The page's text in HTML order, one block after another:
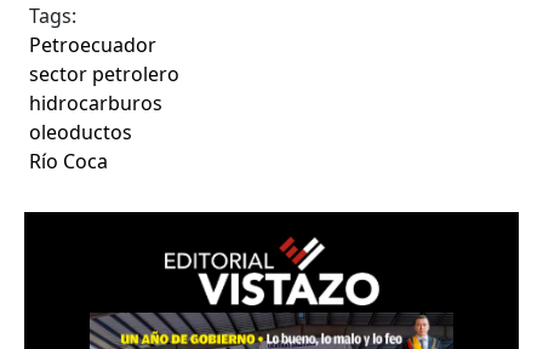
Tags:
Petroecuador
sector petrolero
hidrocarburos
oleoductos
Río Coca